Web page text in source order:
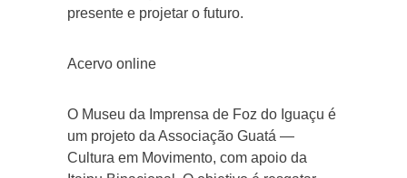
presente e projetar o futuro.
Acervo online
O Museu da Imprensa de Foz do Iguaçu é
um projeto da Associação Guatá —
Cultura em Movimento, com apoio da